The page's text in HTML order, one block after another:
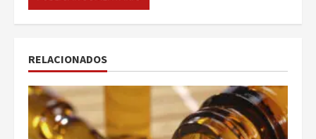
RELACIONADOS